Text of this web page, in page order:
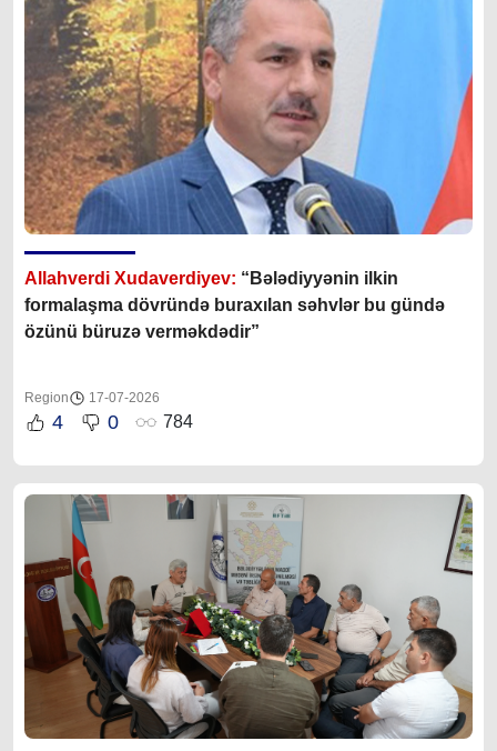
Allahverdi Xudaverdiyev: “Bələdiyyənin ilkin
formalaşma dövründə buraxılan səhvlər bu gündə
özünü büruzə verməkdədir”
Region 17-07-2026
4 0 784